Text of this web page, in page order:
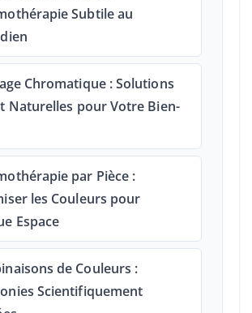
Subtile au
Chromatique : Solutions
Naturelles pour Votre Bien-
par Pièce :
les Couleurs pour
Espace
de Couleurs :
Scientifiquement